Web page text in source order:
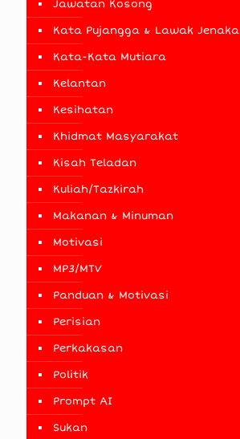
Jawatan Kosong
Kata Pujangga & Lawak Jenaka
Kata-Kata Mutiara
Kelantan
Kesihatan
Khidmat Masyarakat
Kisah Teladan
Kuliah/Tazkirah
Makanan & Minuman
Motivasi
MP3/MTV
Panduan & Motivasi
Perisian
Perkakasan
Politik
Prompt AI
Sukan